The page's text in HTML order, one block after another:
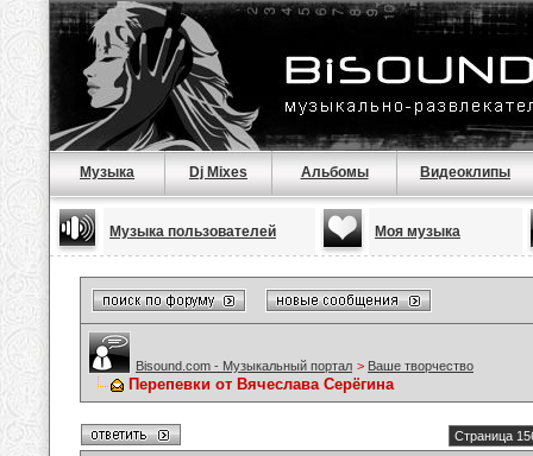
Музыка Dj Mixes Альбомы Видеоклипы
Музыка пользователей Моя музыка
Bisound.com - Музыкальный портал > Ваше творчество
Перепевки от Вячеслава Серёгина
Страница